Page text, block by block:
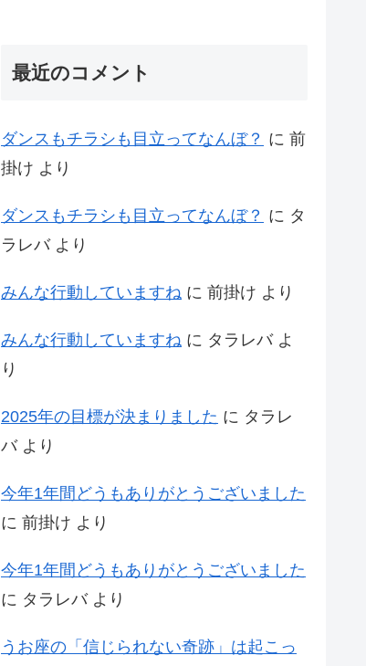
最近のコメント
ダンスもチラシも目立ってなんぼ？ に 前
掛け より
ダンスもチラシも目立ってなんぼ？ に タ
ラレバより
みんな行動していますね に 前掛け より
みんな行動していますね に タラレバよ
り
2025年の目標が決まりました に タラレ
バより
今年1年間どうもありがとうございました
に 前掛け より
今年1年間どうもありがとうございました
に タラレバより
うお座の「信じられない奇跡」は起こっ